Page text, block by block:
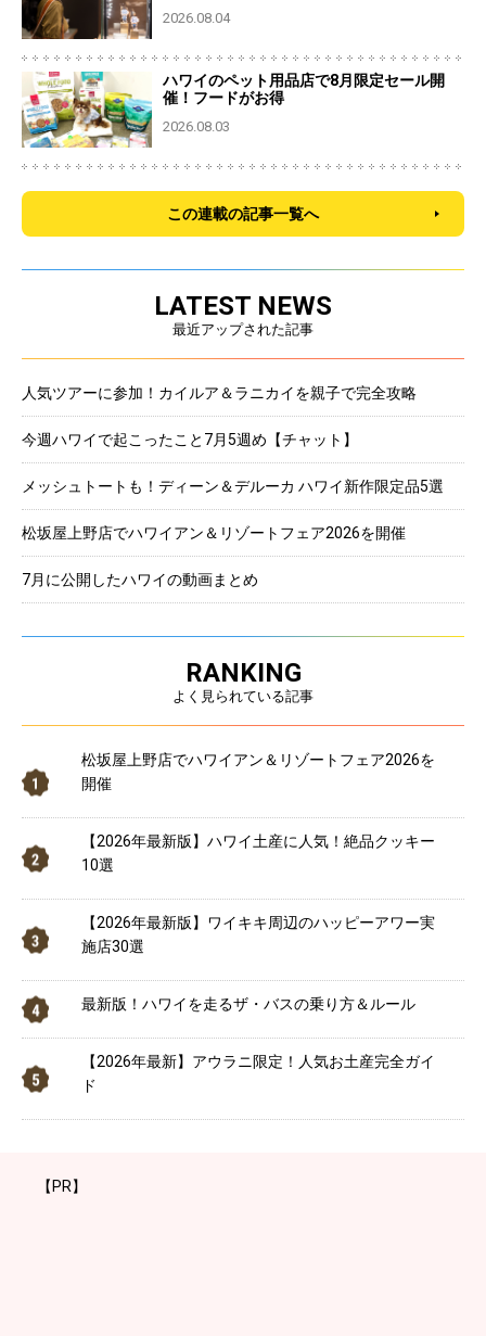
2026.08.04
ハワイのペット用品店で8月限定セール開
催！フードがお得
2026.08.03
この連載の記事一覧へ
LATEST NEWS
最近アップされた記事
人気ツアーに参加！カイルア＆ラニカイを親子で完全攻略
今週ハワイで起こったこと7月5週め【チャット】
メッシュトートも！ディーン＆デルーカ ハワイ新作限定品5選
松坂屋上野店でハワイアン＆リゾートフェア2026を開催
7月に公開したハワイの動画まとめ
RANKING
よく見られている記事
松坂屋上野店でハワイアン＆リゾートフェア2026を
開催
【2026年最新版】ハワイ土産に人気！絶品クッキー
10選
【2026年最新版】ワイキキ周辺のハッピーアワー実
施店30選
最新版！ハワイを走るザ・バスの乗り方＆ルール
【2026年最新】アウラニ限定！人気お土産完全ガイ
ド
【PR】